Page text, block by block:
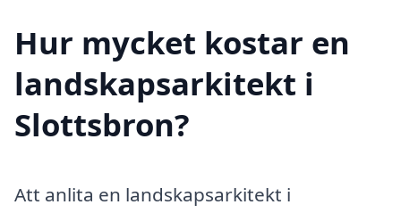
Hur mycket kostar en
landskapsarkitekt i
Slottsbron?
Att anlita en landskapsarkitekt i